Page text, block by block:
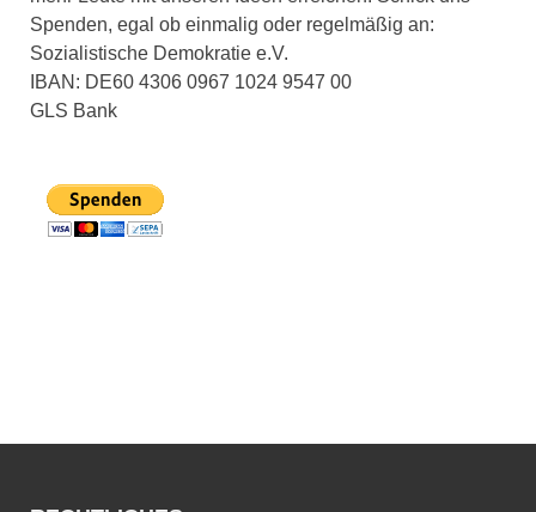
Spenden, egal ob einmalig oder regelmäßig an:
Sozialistische Demokratie e.V.
IBAN: DE60 4306 0967 1024 9547 00
GLS Bank